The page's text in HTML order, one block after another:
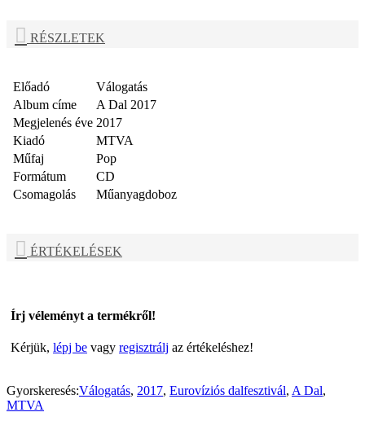
RÉSZLETEK
Előadó
Válogatás
Album címe
A Dal 2017
Megjelenés éve 2017
Kiadó
MTVA
Műfaj
Pop
Formátum
CD
Csomagolás
Műanyagdoboz
ÉRTÉKELÉSEK
Írj véleményt a termékről!
Kérjük, lépj be vagy regisztrálj az értékeléshez!
Gyorskeresés:Válogatás, 2017, Eurovíziós dalfesztivál, A Dal,
MTVA